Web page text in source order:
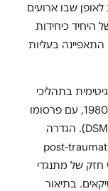
לאופן שבו ארועים
היחיד כיחידות
התאפיינה בעליות
בתהליכי
אבחון טיפול ומניעה, קנתה לה הטראומה ב-1980, עם פרסומו
DSM). הגדרה
post-
חזק של מתנגדי
בתיאור